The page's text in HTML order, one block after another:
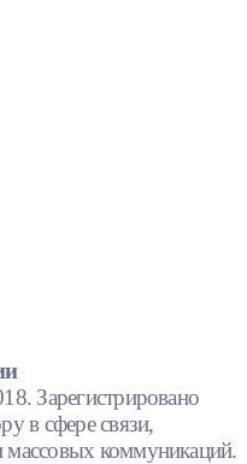
Зарегистрировано
в сфере связи,
коммуникаций.